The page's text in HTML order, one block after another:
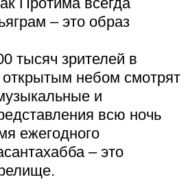
– это образ
тысяч зрителей в
небом смотрят
и
всю ночь
ежегодного
– это